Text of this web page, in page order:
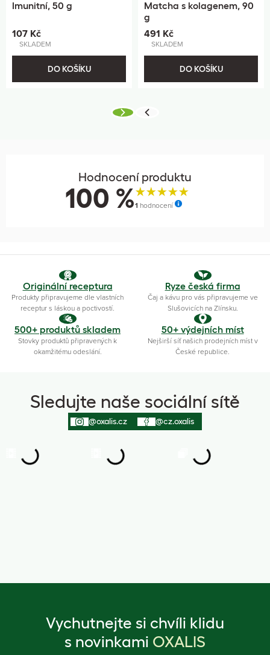
Imunitní, 50 g
107 Kč
SKLADEM
DO KOŠÍKU
Matcha s kolagenem, 90
g
491 Kč
SKLADEM
DO KOŠÍKU
Hodnocení produktu
100 %1 hodnocení
Originální receptura
Produkty připravujeme dle vlastních
receptur s láskou a poctivostí.
Ryze česká firma
Čaj a kávu pro vás připravujeme ve
Slušovicích na Zlínsku.
500+ produktů skladem
Stovky produktů připravených k
okamžitému odeslání.
50+ výdejních míst
Nejširší síť našich prodejních míst v
České republice.
Sledujte naše sociální sítě
@oxalis.cz @cz.oxalis
Vychutnejte si chvíli klidu
s novinkami OXALIS